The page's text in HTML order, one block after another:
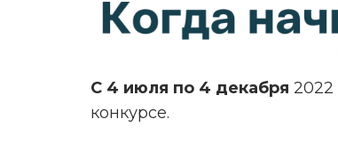
С 4 июля по 4 декабря 2022
конкурсе.